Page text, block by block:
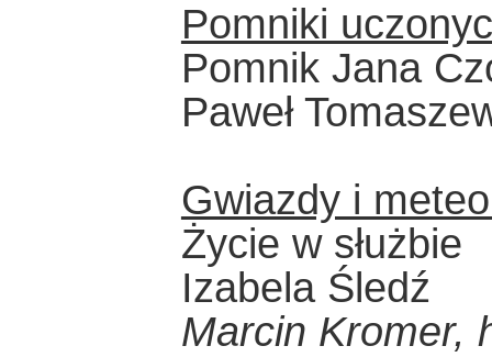
Pomniki
Pomnik Jana
Paweł
Gwiazdy i
Życie w służbie
Izabela Śledź
Marcin Kromer,